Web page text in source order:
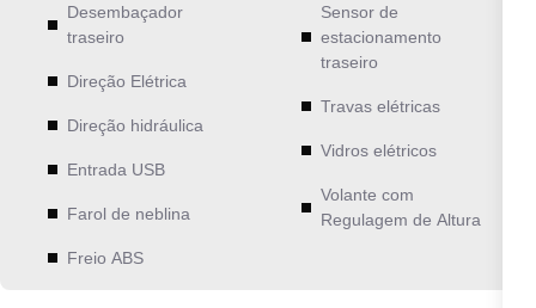
Desembaçador
traseiro
Direção Elétrica
Direção hidráulica
Entrada USB
Farol de neblina
Freio ABS
Sensor de
estacionamento
traseiro
Travas elétricas
Vidros elétricos
Volante com
Regulagem de Altura